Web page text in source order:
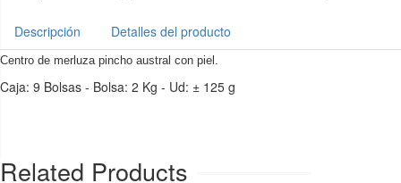
Descripción Detalles del producto
Centro de merluza pincho austral con piel.
Caja: 9 Bolsas - Bolsa: 2 Kg - Ud: ± 125 g
Related Products